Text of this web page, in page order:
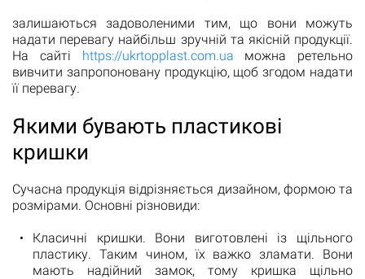
залишаються задоволеними тим, що вони можуть
надати перевагу найбільш зручній та якісній продукції.
На сайті https://ukrtopplast.com.ua можна ретельно
вивчити запропоновану продукцію, щоб згодом надати
її перевагу.
Якими бувають пластикові
кришки
Сучасна продукція відрізняється дизайном, формою та
розмірами. Основні різновиди:
Класичні кришки. Вони виготовлені із щільного
пластику. Таким чином, їх важко зламати. Вони
мають надійний замок, тому кришка щільно